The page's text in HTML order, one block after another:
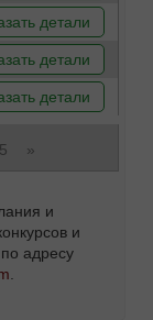
детали
детали
детали
»
и
и
адресу